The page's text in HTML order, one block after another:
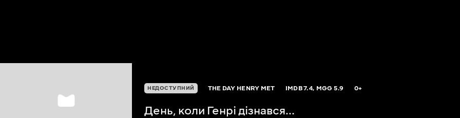
НЕДОСТУПНИЙ THE DAY HENRY MET IMDB7.4, MGG5.9 0+
День, коли Генрі дізнався...